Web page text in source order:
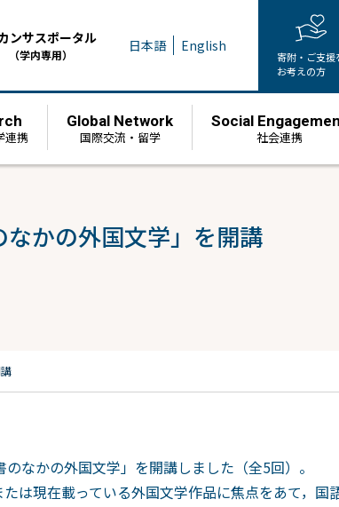
ンサスポータル
（学内専用） 日本語 English
寄附・ご支援
お考えの方
連携
Global Network
国際交流・留学
Social
社会連携
かの外国文学」を開講
なかの外国文学」を開講しました（全5回）。
は現在載っている外国文学作品に焦点をあて，